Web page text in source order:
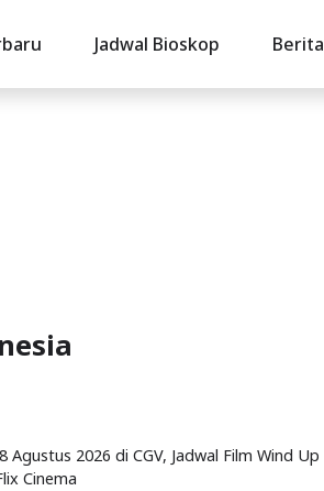
Jadwal Bioskop Berita
2026 di CGV, Jadwal Film Wind Up
Cinema